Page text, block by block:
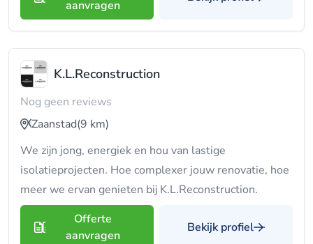
aanvragen
K.L.Reconstruction
Nog geen reviews
Zaanstad(9 km)
We zijn jong, energiek en hou van lastige
isolatieprojecten. Hoe complexer jouw renovatie, hoe
meer we ervan genieten bij K.L.Reconstruction.
Offerte
aanvragen
Bekijk profiel